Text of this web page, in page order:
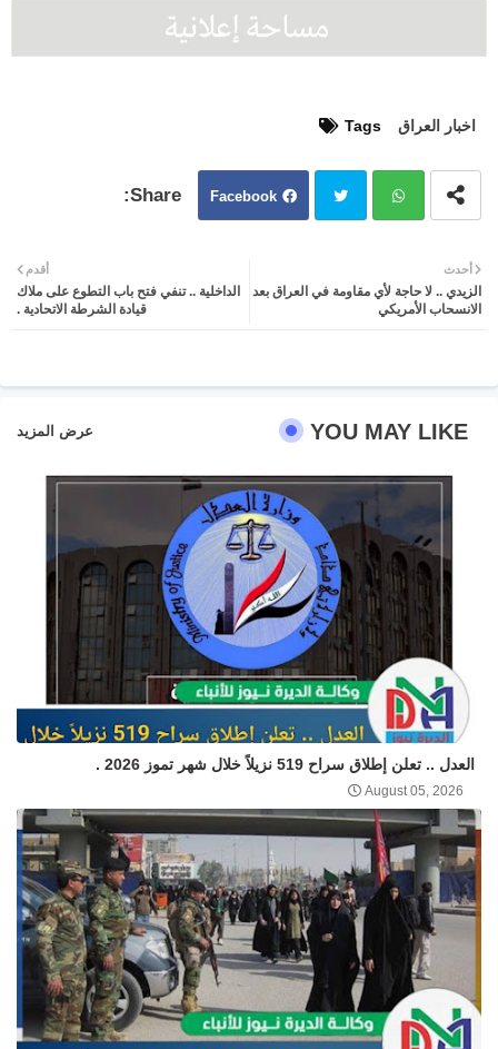
Tags اخبار العراق
Facebook
ter atsa
أحدث
الزيدي .. لا حاجة لأي مقاومة في العراق بعد
الانسحاب الأمريكي
أقدم
الداخلية .. تنفي فتح باب التطوع على ملاك
قيادة الشرطة الاتحادية .
YOU MAY LIKE عرض المزيد
العدل .. تعلن إطلاق سراح 519 نزيلاً خلال شهر تموز 2026 .
August 05, 2026